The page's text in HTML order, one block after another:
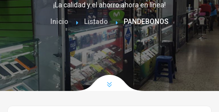
¡La calidad y el ahorro ahora en línea!
Inicio Listado PANDEBONOS